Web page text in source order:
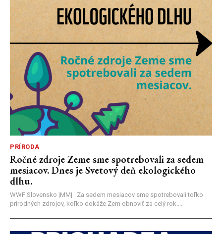
PRÍRODA
Ročné zdroje Zeme sme spotrebovali za sedem
mesiacov. Dnes je Svetový deň ekologického
dlhu.
WWF Slovensko |MM| Za sedem mesiacov sme spotrebovali toľko
prírodných zdrojov, koľko dokáže Zem obnoviť za celý rok....